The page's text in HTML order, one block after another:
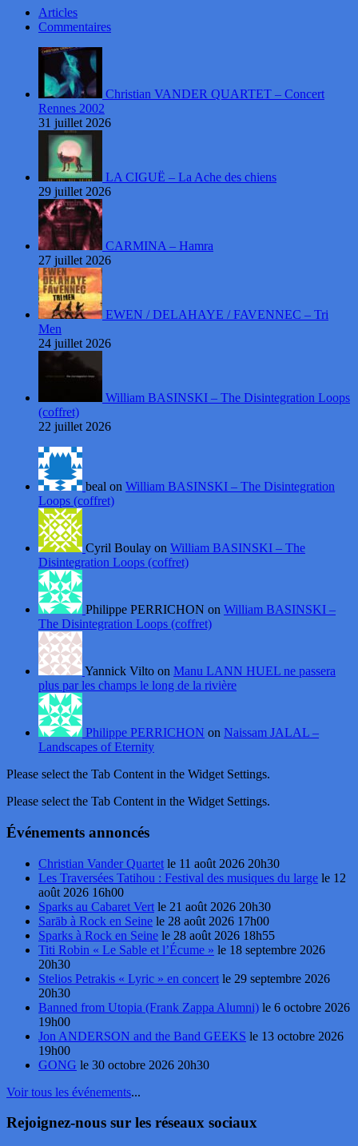
Articles
Commentaires
Christian VANDER QUARTET – Concert
Rennes 2002
31 juillet 2026
LA CIGUË – La Ache des chiens
29 juillet 2026
CARMINA – Hamra
27 juillet 2026
EWEN / DELAHAYE / FAVENNEC – Tri
Men
24 juillet 2026
William BASINSKI – The Disintegration Loops
(coffret)
22 juillet 2026
beal on William BASINSKI – The Disintegration
Loops (coffret)
Cyril Boulay on William BASINSKI – The
Disintegration Loops (coffret)
Philippe PERRICHON on William BASINSKI –
The Disintegration Loops (coffret)
Yannick Vilto on Manu LANN HUEL ne passera
plus par les champs le long de la rivière
Philippe PERRICHON on Naissam JALAL –
Landscapes of Eternity
Please select the Tab Content in the Widget Settings.
Please select the Tab Content in the Widget Settings.
Événements annoncés
Christian Vander Quartet le 11 août 2026 20h30
Les Traversées Tatihou : Festival des musiques du large le 12
août 2026 16h00
Sparks au Cabaret Vert le 21 août 2026 20h30
Sarāb à Rock en Seine le 28 août 2026 17h00
Sparks à Rock en Seine le 28 août 2026 18h55
Titi Robin « Le Sable et l’Écume » le 18 septembre 2026
20h30
Stelios Petrakis « Lyric » en concert le 29 septembre 2026
20h30
Banned from Utopia (Frank Zappa Alumni) le 6 octobre 2026
19h00
Jon ANDERSON and the Band GEEKS le 13 octobre 2026
19h00
GONG le 30 octobre 2026 20h30
Voir tous les événements...
Rejoignez-nous sur les réseaux sociaux